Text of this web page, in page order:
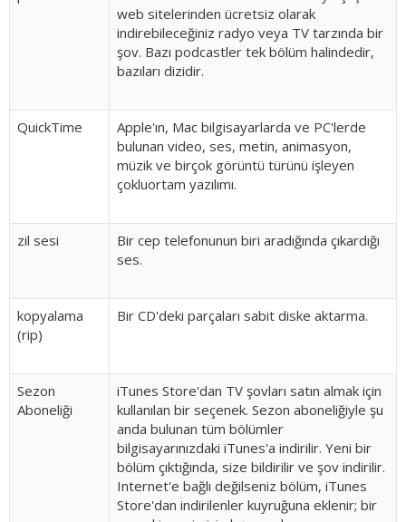
web sitelerinden ücretsiz olarak
indirebileceğiniz radyo veya TV tarzında bir
şov. Bazı podcastler tek bölüm halindedir,
bazıları dizidir.
QuickTime
Apple'ın, Mac bilgisayarlarda ve PC'lerde
bulunan video, ses, metin, animasyon,
müzik ve birçok görüntü türünü işleyen
çokluortam yazılımı.
zil sesi
Bir cep telefonunun biri aradığında çıkardığı
ses.
kopyalama
(rip)
Bir CD'deki parçaları sabit diske aktarma.
Sezon
Aboneliği
iTunes Store'dan TV şovları satın almak için
kullanılan bir seçenek. Sezon aboneliğiyle şu
anda bulunan tüm bölümler
bilgisayarınızdaki iTunes'a indirilir. Yeni bir
bölüm çıktığında, size bildirilir ve şov indirilir.
Internet'e bağlı değilseniz bölüm, iTunes
Store'dan indirilenler kuyruğuna eklenir; bir